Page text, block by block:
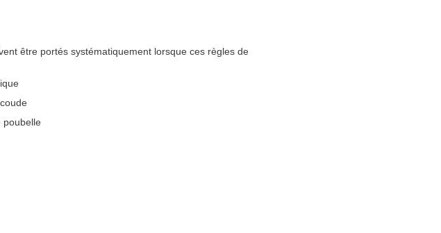
être portés systématiquement lorsque ces règles de